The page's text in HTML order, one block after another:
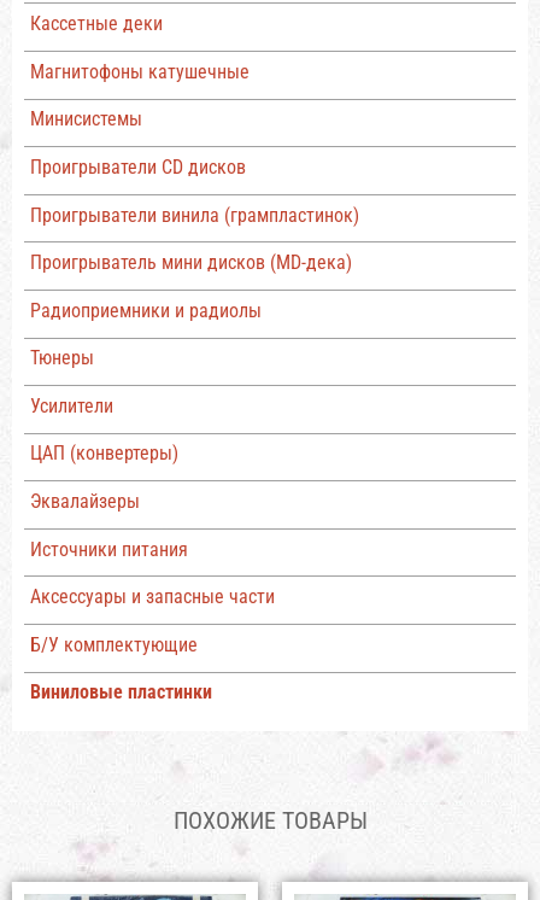
Кассетные деки
Магнитофоны катушечные
Минисистемы
Проигрыватели CD дисков
Проигрыватели винила (грампластинок)
Проигрыватель мини дисков (MD-дека)
Радиоприемники и радиолы
Тюнеры
Усилители
ЦАП (конвертеры)
Эквалайзеры
Источники питания
Аксессуары и запасные части
Б/У комплектующие
Виниловые пластинки
ПОХОЖИЕ ТОВАРЫ